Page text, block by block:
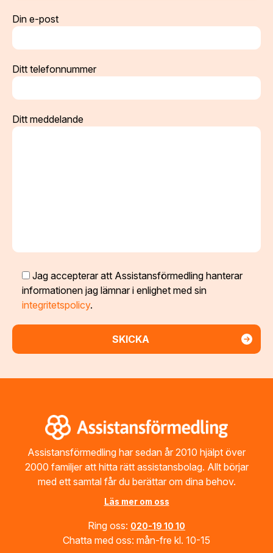
Din e-post
Ditt telefonnummer
Ditt meddelande
Jag accepterar att Assistansförmedling hanterar
informationen jag lämnar i enlighet med sin
integritetspolicy.
Assistansförmedling har sedan år 2010 hjälpt över
2000 familjer att hitta rätt assistansbolag. Allt börjar
med ett samtal får du berättar om dina behov.
Läs mer om oss
Ring oss: 020-19 10 10
Chatta med oss: mån-fre kl. 10-15